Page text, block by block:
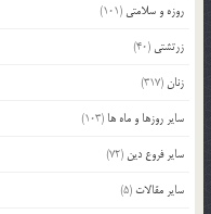
روزه و سلامتی (101)
زرتشتی (40)
زنان(317)
سایر روزها و ماه ها (103)
سایر فروع دین (72)
سایر مقالات (5)